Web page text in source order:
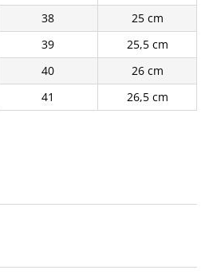
38
25 cm
39
25,5 cm
40
26 cm
41
26,5 cm